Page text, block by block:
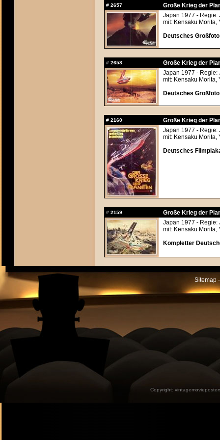
# 2657
Große Krieg der
Japan 1977 - Regie:
mit: Kensaku Morita,
Deutsches
# 2658
Große Krieg der
Japan 1977 - Regie:
mit: Kensaku Morita,
Deutsches
# 2160
Große Krieg der
Japan 1977 - Regie:
mit: Kensaku Morita,
Deutsches
# 2159
Große Krieg der
Japan 1977 - Regie:
mit: Kensaku Morita,
Kompletter
Sitemap
Copyright: